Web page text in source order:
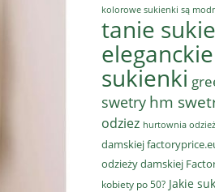
kolorowe sukienki są
tanie
sukienki
swetry hm
odziez hurtownia
damskiej
odzieży damskiej
kobiety po 50? Jakie